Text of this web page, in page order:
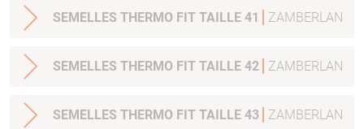
SEMELLES THERMO FIT TAILLE 41 ZAMBERLAN
SEMELLES THERMO FIT TAILLE 42 ZAMBERLAN
SEMELLES THERMO FIT TAILLE 43 ZAMBERLAN